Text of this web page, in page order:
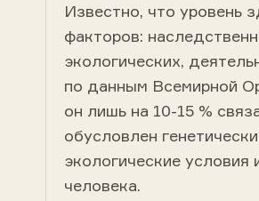
Известно, что уровень
факторов:
экологических,
по данным Всемирной
он лишь на 10-15 %
обусловлен
экологические
человека.